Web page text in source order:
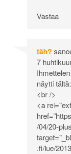
Vastaa
täh?
7
näytti
<br />
<a
href="
/04/20-
.fi/lue/